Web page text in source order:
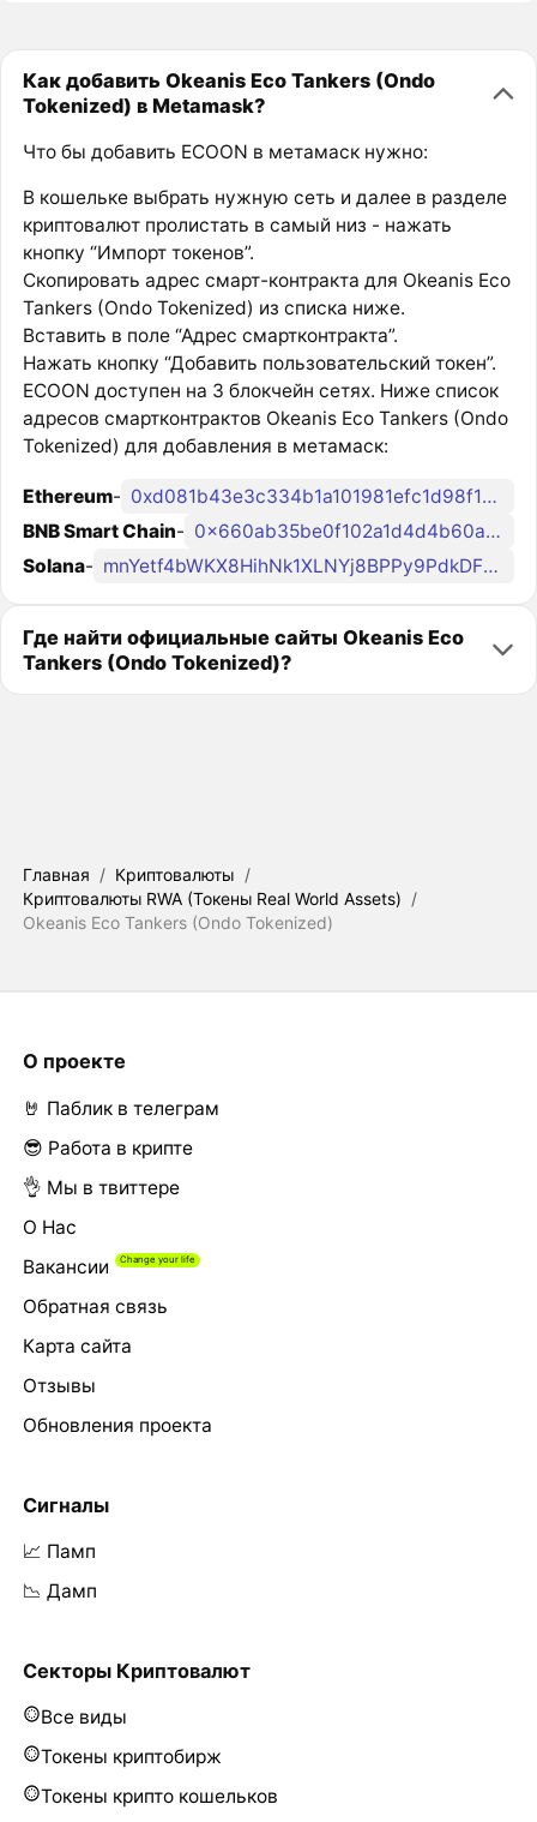
Как добавить Okeanis Eco Tankers (Ondo
Tokenized) в Metamask?
Что бы добавить ECOON в метамаск нужно:
В кошельке выбрать нужную сеть и далее в разделе
криптовалют пролистать в самый низ - нажать
кнопку “Импорт токенов”.
Скопировать адрес смарт-контракта для Okeanis Eco
Tankers (Ondo Tokenized) из списка ниже.
Вставить в поле “Адрес смартконтракта”.
Нажать кнопку “Добавить пользовательский токен”.
ECOON доступен на 3 блокчейн сетях. Ниже список
адресов смартконтрактов Okeanis Eco Tankers (Ondo
Tokenized) для добавления в метамаск:
Ethereum-
0xd081b43e3c334b1a101981efc1d98f1e82df076e
BNB Smart Chain-
0x660ab35be0f102a1d4d4b60a96ac3abfd345e038
Solana- mnYetf4bWKX8HihNk1XLNYj8BPPy9PdkDFPV97Zondo
Где найти официальные сайты Okeanis Eco
Tankers (Ondo Tokenized)?
Главная / Криптовалюты /
Криптовалюты RWA (Токены Real World Assets) /
Okeanis Eco Tankers (Ondo Tokenized)
О проекте
🤘 Паблик в телеграм
😎 Работа в крипте
👌 Мы в твиттере
О Нас
Вакансии
Обратная связь
Карта сайта
Отзывы
Обновления проекта
Сигналы
📈 Памп
📉 Дамп
Секторы Криптовалют
Все виды
Токены криптобирж
Токены крипто кошельков